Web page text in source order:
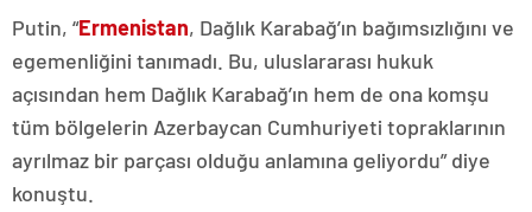
Putin, “Ermenistan, Dağlık Karabağ’ın bağımsızlığını ve
egemenliğini tanımadı. Bu, uluslararası hukuk
açısından hem Dağlık Karabağ’ın hem de ona komşu
tüm bölgelerin Azerbaycan Cumhuriyeti topraklarının
ayrılmaz bir parçası olduğu anlamına geliyordu” diye
konuştu.